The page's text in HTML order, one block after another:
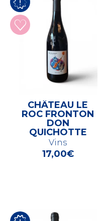
CHÂTEAU LE
ROC FRONTON
DON
QUICHOTTE
Vins
17,00€